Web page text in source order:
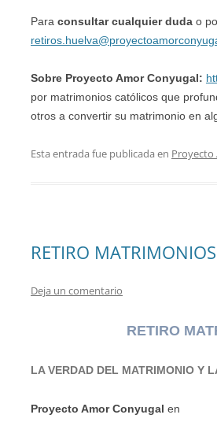
Para consultar cualquier duda o
Sobre Proyecto Amor Conyugal:
por matrimonios católicos que
otros a convertir su matrimonio en
Esta entrada fue publicada en Proyecto
RETIRO
Deja un comentario
RETIRO
LA VERDAD DEL MATRIMONIO Y
Proyecto Amor Conyugal en